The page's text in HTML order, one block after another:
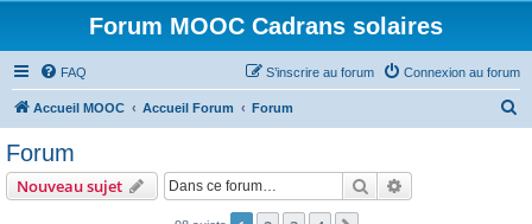
Forum MOOC Cadrans solaires
FAQ Connexion au forum
S’inscrire au forum
Accueil MOOC Accueil Forum Forum
Forum
Nouveau sujet Rechercher